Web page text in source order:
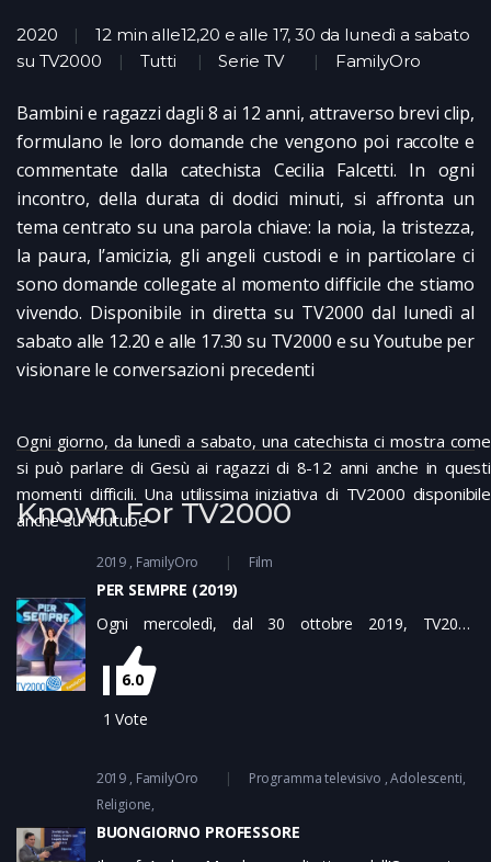
2020
12 min alle12,20 e alle 17, 30 da lunedì a sabato
su TV2000
Tutti Serie TV FamilyOro
Bambini e ragazzi dagli 8 ai 12 anni, attraverso brevi clip,
formulano le loro domande che vengono poi raccolte e
commentate dalla catechista Cecilia Falcetti. In ogni
incontro, della durata di dodici minuti, si affronta un
tema centrato su una parola chiave: la noia, la tristezza,
la paura, l’amicizia, gli angeli custodi e in particolare ci
sono domande collegate al momento difficile che stiamo
vivendo. Disponibile in diretta su TV2000 dal lunedì al
sabato alle 12.20 e alle 17.30 su TV2000 e su Youtube per
visionare le conversazioni precedenti
Ogni giorno, da lunedì a sabato, una catechista ci mostra come
si può parlare di Gesù ai ragazzi di 8-12 anni anche in questi
momenti difficili. Una utilissima iniziativa di TV2000 disponibile
anche su Youtube
Known For TV2000
2019 FamilyOro Film
PER SEMPRE (2019)
Ogni mercoledì, dal 30 ottobre 2019, TV2000
trasmette il programma con un titolo programmatico:
Per Sempre. Un format sul matrimonio nella forma di
un game-show, condotto da Beatrice Fazi
6.0
1 Vote
2019 FamilyOro Programma televisivo Adolescenti
Religione
BUONGIORNO PROFESSORE